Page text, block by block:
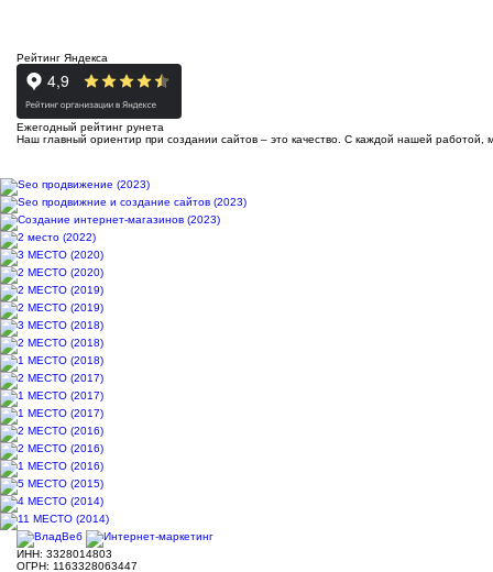
Рейтинг Яндекса
Ежегодный рейтинг рунета
Наш главный ориентир при создании сайтов – это качество. С каждой нашей
ИНН: 3328014803
ОГРН: 1163328063447